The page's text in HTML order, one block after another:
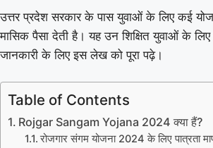
उत्तर प्रदेश सरकार के पास युवाओं के लिए कई
मासिक पैसा देती है। यह उन शिक्षित युवाओं के
जानकारी के लिए इस लेख को पूरा पढ़े।
Table of Contents
Rojgar Sangam Yojana 2024 क्या हैं?
रोजगार संगम योजना 2024 के लिए पात्रता